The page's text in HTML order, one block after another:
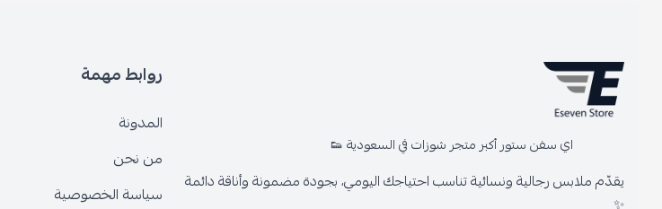
اي سفن ستور أكبر متجر شوزات في السعودية 👟
يقدّم ملابس رجالية ونسائية تناسب احتياجك اليومي، بجودة مضمونة وأناقة دائمة
روابط مهمة
المدونة
من نحن
سياسة الخصوصية